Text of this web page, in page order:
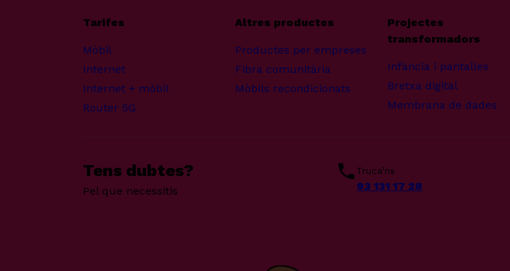
Tarifes
Mòbil
Internet
Internet + mòbil
Router 5G
Altres productes
Productes per empreses
Fibra comunitària
Mòbils recondicionats
Projectes
transformadors
Infància i pantalles
Bretxa digital
Membrana de dades
Tens dubtes?
Pel que necessitis
Truca’ns
93 131 17 28